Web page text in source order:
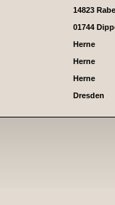
14823
01744
Herne
Herne
Herne
Dresden